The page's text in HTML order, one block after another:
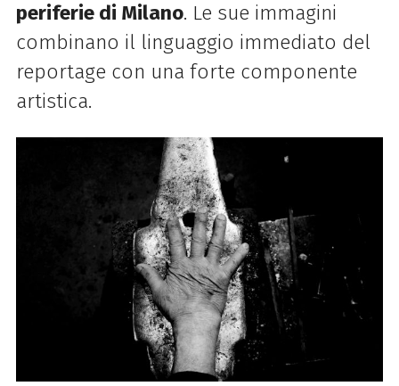
periferie di Milano. Le sue immagini
combinano il linguaggio immediato del
reportage con una forte componente
artistica.